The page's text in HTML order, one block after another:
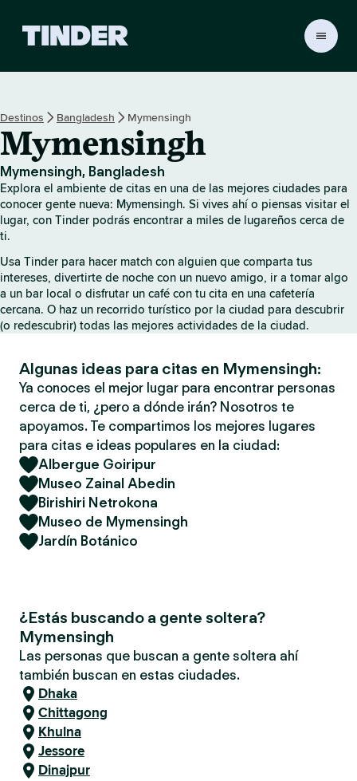
o
d
e
T
i
n
d
Destinos Bangladesh Mymensingh
Mymensingh
Mymensingh, Bangladesh
Explora el ambiente de citas en una de las mejores ciudades para
conocer gente nueva: Mymensingh. Si vives ahí o piensas visitar el
lugar, con Tinder podrás encontrar a miles de lugareños cerca de
ti.
Usa Tinder para hacer match con alguien que comparta tus
intereses, divertirte de noche con un nuevo amigo, ir a tomar algo
a un bar local o disfrutar un café con tu cita en una cafetería
cercana. O haz un recorrido turístico por la ciudad para descubrir
(o redescubrir) todas las mejores actividades de la ciudad.
Algunas ideas para citas en Mymensingh:
Ya conoces el mejor lugar para encontrar personas
cerca de ti, ¿pero a dónde irán? Nosotros te
apoyamos. Te compartimos los mejores lugares
para citas e ideas populares en la ciudad:
Albergue Goiripur
Museo Zainal Abedin
Birishiri Netrokona
Museo de Mymensingh
Jardín Botánico
¿Estás buscando a gente soltera?
Mymensingh
Las personas que buscan a gente soltera ahí
también buscan en estas ciudades.
Dhaka
Chittagong
Khulna
Jessore
Dinajpur